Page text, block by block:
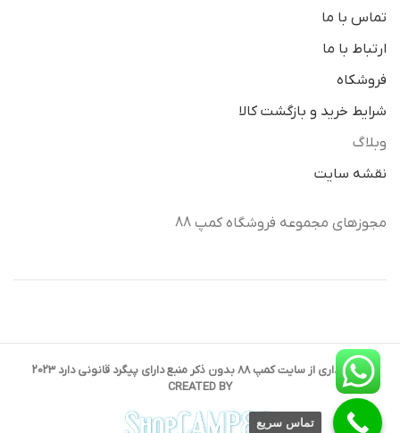
تماس با ما
ارتباط با ما
فروشکاه
شرایط خرید و بازگشت کالا
وبلاگ
نقشه سایت
مجوزهای مجموعه فروشگاه کمپ 88
کپی برداری از سایت کمپ 88 بدون ذکر منبع دارای پیگرد قانونی دارد 2023
CREATED BY
تماس سریع